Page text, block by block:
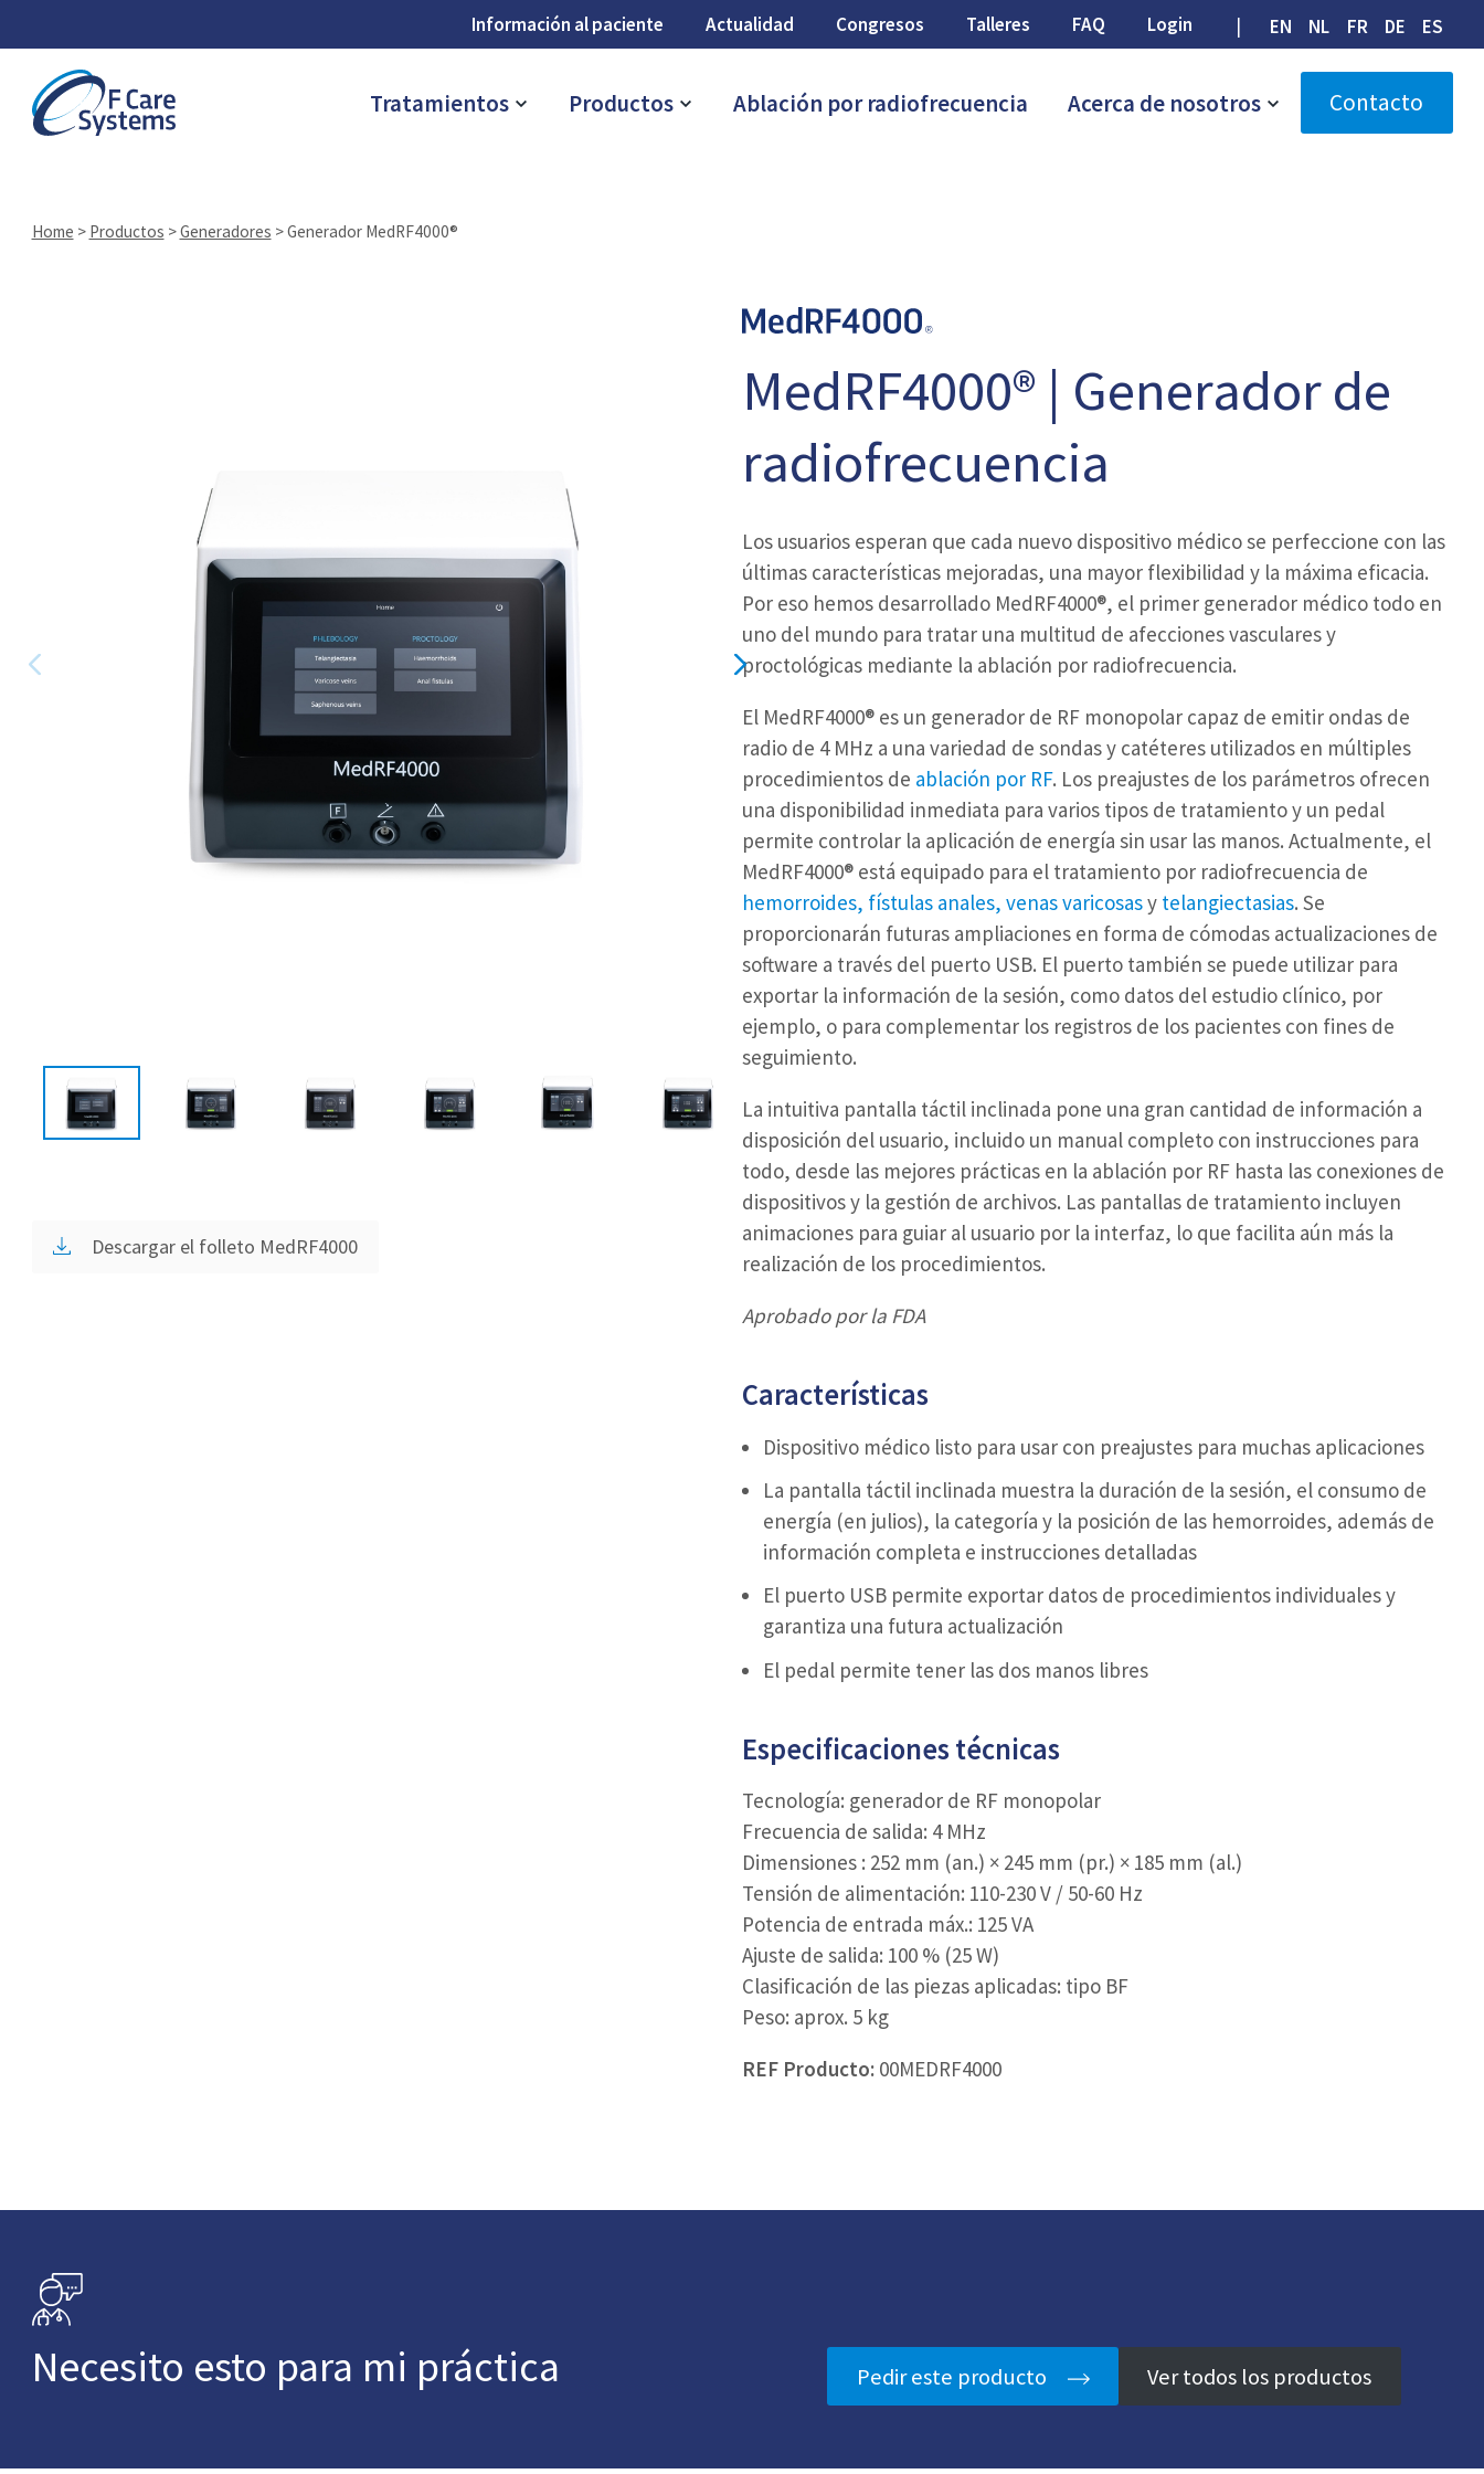
Información al paciente Actualidad Congresos Talleres FAQ Login EN NL FR DE ES
Tratamientos Productos Ablación por radiofrecuencia Acerca de nosotros Contacto
Home > Productos >Generadores >Generador MedRF4000®
Descargar el folleto MedRF4000
MedRF4000® | Generador de
radiofrecuencia
Los usuarios esperan que cada nuevo dispositivo médico se perfeccione con las
últimas características mejoradas, una mayor flexibilidad y la máxima eficacia.
Por eso hemos desarrollado MedRF4000®, el primer generador médico todo en
uno del mundo para tratar una multitud de afecciones vasculares y
proctológicas mediante la ablación por radiofrecuencia.
El MedRF4000® es un generador de RF monopolar capaz de emitir ondas de
radio de 4 MHz a una variedad de sondas y catéteres utilizados en múltiples
procedimientos de ablación por RF. Los preajustes de los parámetros ofrecen
una disponibilidad inmediata para varios tipos de tratamiento y un pedal
permite controlar la aplicación de energía sin usar las manos. Actualmente, el
MedRF4000® está equipado para el tratamiento por radiofrecuencia de
hemorroides, fístulas anales, venas varicosasy telangiectasias. Se
proporcionarán futuras ampliaciones en forma de cómodas actualizaciones de
software a través del puerto USB. El puerto también se puede utilizar para
exportar la información de la sesión, como datos del estudio clínico, por
ejemplo, o para complementar los registros de los pacientes con fines de
seguimiento.
La intuitiva pantalla táctil inclinada pone una gran cantidad de información a
disposición del usuario, incluido un manual completo con instrucciones para
todo, desde las mejores prácticas en la ablación por RF hasta las conexiones de
dispositivos y la gestión de archivos. Las pantallas de tratamiento incluyen
animaciones para guiar al usuario por la interfaz, lo que facilita aún más la
realización de los procedimientos.
Aprobado por la FDA
Características
Dispositivo médico listo para usar con preajustes para muchas aplicaciones
La pantalla táctil inclinada muestra la duración de la sesión, el consumo de
energía (en julios), la categoría y la posición de las hemorroides, además de
información completa e instrucciones detalladas
El puerto USB permite exportar datos de procedimientos individuales y
garantiza una futura actualización
El pedal permite tener las dos manos libres
Especificaciones técnicas
Tecnología: generador de RF monopolar
Frecuencia de salida: 4 MHz
Dimensiones : 252 mm (an.) × 245 mm (pr.) × 185 mm (al.)
Tensión de alimentación: 110-230 V / 50-60 Hz
Potencia de entrada máx.: 125 VA
Ajuste de salida: 100 % (25 W)
Clasificación de las piezas aplicadas: tipo BF
Peso: aprox. 5 kg
REF Producto: 00MEDRF4000
Necesito esto para mi práctica Pedir este producto Ver todos los productos